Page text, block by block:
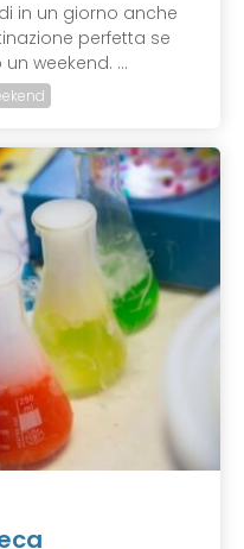
in un giorno anche
perfetta se
weekend. ...